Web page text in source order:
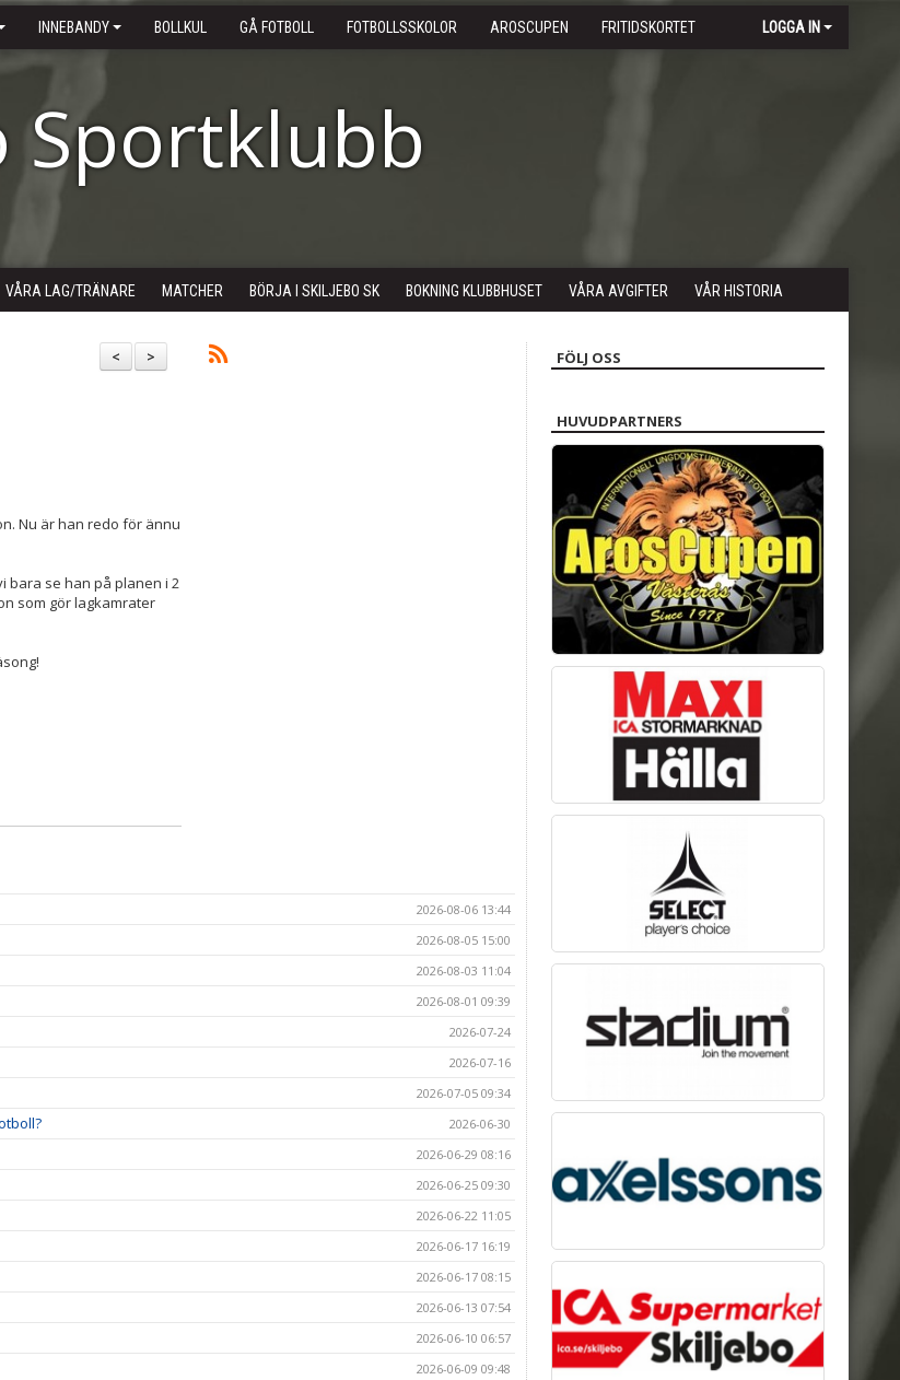
INNEBANDY BOLLKUL GÅ FOTBOLL FOTBOLLSSKOLOR AROSCUPEN FRITIDSKORTET LOGGA IN
Sportklubb
VÅRA LAG/TRÄNARE MATCHER BÖRJA I SKILJEBO SK BOKNING KLUBBHUSET VÅRA AVGIFTER VÅR HISTORIA
>
<
Nu är han redo för ännu
bara se han på planen i 2
som gör lagkamrater
2026-08-06 13:44
2026-08-05 15:00
2026-08-03 11:04
2026-08-01 09:39
2026-07-24
2026-07-16
2026-07-05 09:34
2026-06-30
2026-06-29 08:16
2026-06-25 09:30
2026-06-22 11:05
2026-06-17 16:19
2026-06-17 08:15
2026-06-13 07:54
2026-06-10 06:57
2026-06-09 09:48
FÖLJ OSS
HUVUDPARTNERS